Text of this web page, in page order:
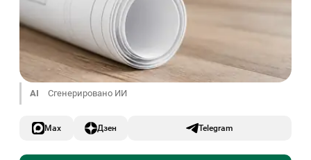
AI Сгенерировано ИИ
Max Дзен Telegram